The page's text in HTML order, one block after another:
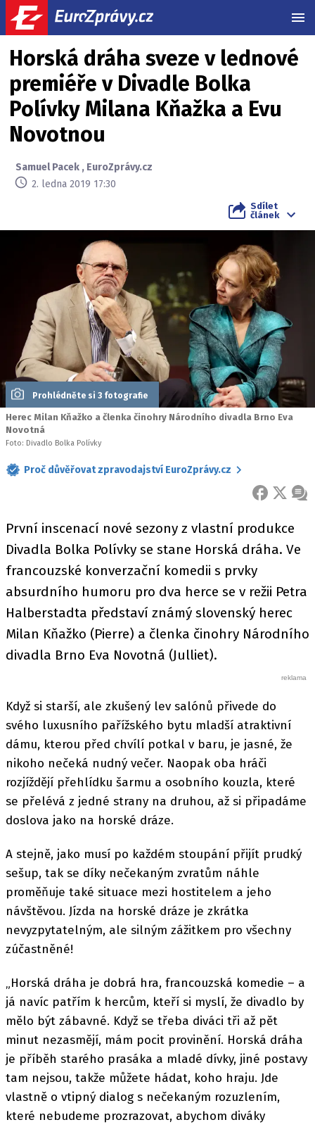
Horská dráha sveze v lednové
premiéře v Divadle Bolka
Polívky Milana Kňažka a Evu
Novotnou
Samuel Pacek , EuroZprávy.cz
2. ledna 2019 17:30
Sdílet
článek
Prohlédněte si 3 fotografie
Herec Milan Kňažko a členka činohry Národního divadla Brno Eva
Novotná
Foto: Divadlo Bolka Polívky
Proč důvěřovat zpravodajství EuroZprávy.cz
FACEBOOK
X
První inscenací nové sezony z vlastní produkce
Divadla Bolka Polívky se stane Horská dráha. Ve
francouzské konverzační komedii s prvky
absurdního humoru pro dva herce se v režii Petra
Halberstadta představí známý slovenský herec
Milan Kňažko (Pierre) a členka činohry Národního
divadla Brno Eva Novotná (Julliet).
Když si starší, ale zkušený lev salónů přivede do
svého luxusního pařížského bytu mladší atraktivní
dámu, kterou před chvílí potkal v baru, je jasné, že
nikoho nečeká nudný večer. Naopak oba hráči
rozjíždějí přehlídku šarmu a osobního kouzla, které
se přelévá z jedné strany na druhou, až si připadáme
doslova jako na horské dráze.
A stejně, jako musí po každém stoupání přijít prudký
sešup, tak se díky nečekaným zvratům náhle
proměňuje také situace mezi hostitelem a jeho
návštěvou. Jízda na horské dráze je zkrátka
nevyzpytatelným, ale silným zážitkem pro všechny
zúčastněné!
„Horská dráha je dobrá hra, francouzská komedie – a
já navíc patřím k hercům, kteří si myslí, že divadlo by
mělo být zábavné. Když se třeba diváci tři až pět
minut nezasmějí, mám pocit provinění. Horská dráha
je příběh starého prasáka a mladé dívky, jiné postavy
tam nejsou, takže můžete hádat, koho hraju. Jde
vlastně o vtipný dialog s nečekaným rozuzlením,
které nebudeme prozrazovat, abychom diváky